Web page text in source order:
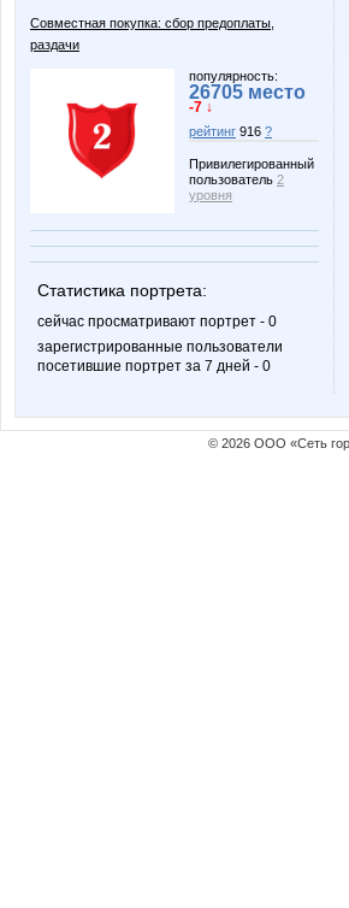
Совместная покупка: сбор предоплаты,
раздачи
популярность:
26705 место
-7 ↓
рейтинг 916 ?
Привилегированный
пользователь 2
уровня
Статистика портрета:
сейчас просматривают портрет - 0
зарегистрированные пользователи
посетившие портрет за 7 дней - 0
© 2026 ООО «Сеть